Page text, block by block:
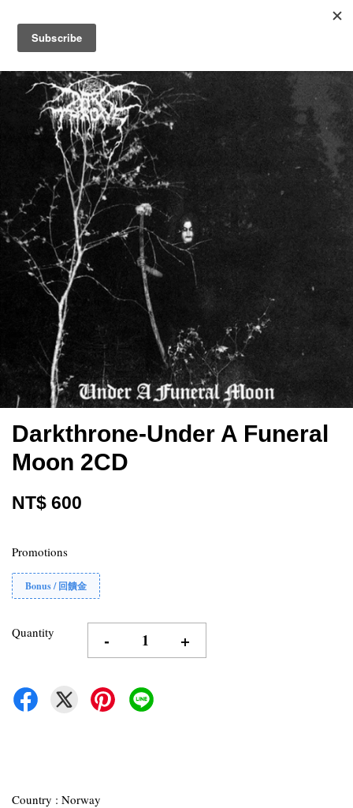
Darkthrone-Under A Funeral
Moon 2CD
NT$ 600
Promotions
Bonus / 回饋金
Quantity - +
Country : Norway